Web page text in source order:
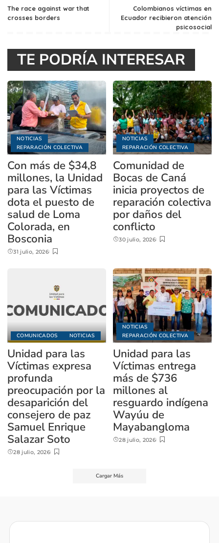
The race against war that
crosses borders
Colombianos víctimas en
Ecuador recibieron atención
psicosocial
TE PODRÍA INTERESAR
NOTICIAS
REPARACIÓN COLECTIVA
Con más de $34,8
millones, la Unidad
para las Víctimas
dota el puesto de
salud de Loma
Colorada, en
Bosconia
31 julio, 2026
NOTICIAS
REPARACIÓN COLECTIVA
Comunidad de
Bocas de Caná
inicia proyectos de
reparación colectiva
por daños del
conflicto
30 julio, 2026
COMUNICADOS NOTICIAS
Unidad para las
Víctimas expresa
profunda
preocupación por la
desaparición del
consejero de paz
Samuel Enrique
Salazar Soto
28 julio, 2026
NOTICIAS
REPARACIÓN COLECTIVA
Unidad para las
Víctimas entrega
más de $736
millones al
resguardo indígena
Wayúu de
Mayabangloma
28 julio, 2026
Cargar Más